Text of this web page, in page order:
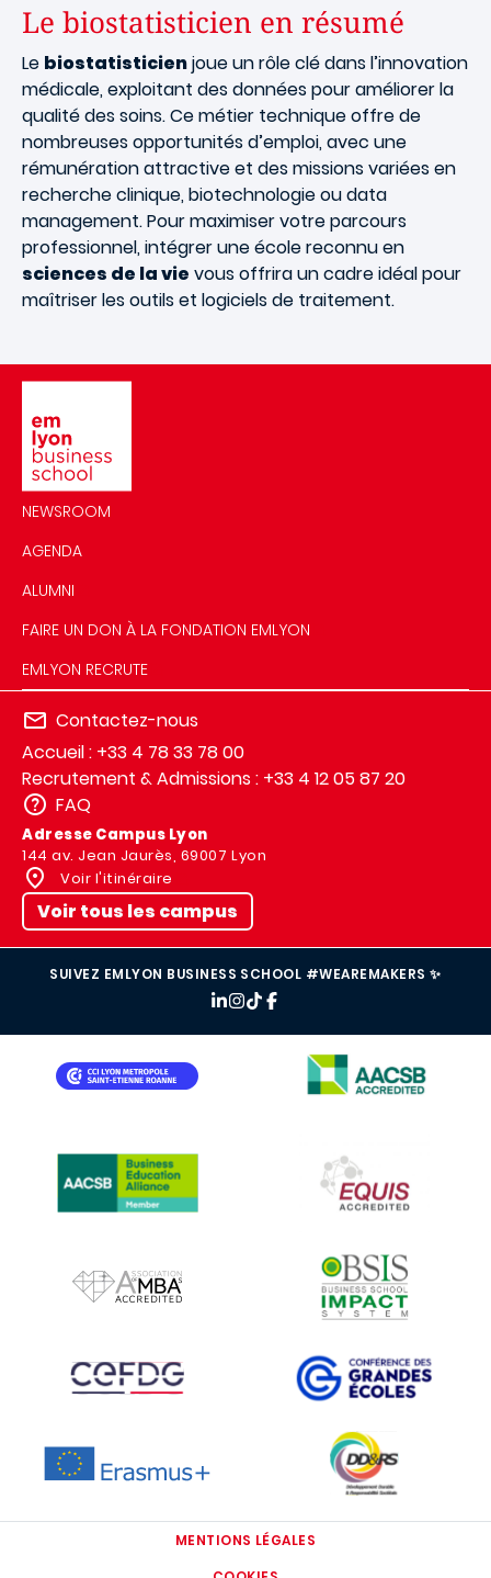
Le biostatisticien en résumé
Le biostatisticienjoue un rôle clé dans l’innovation
médicale, exploitant des données pour améliorer la
qualité des soins. Ce métier technique offre de
nombreuses opportunités d’emploi, avec une
rémunération attractive et des missions variées en
recherche clinique, biotechnologie ou data
management. Pour maximiser votre parcours
professionnel, intégrer une école reconnu en
sciences de la vie vous offrira un cadre idéal pour
maîtriser les outils et logiciels de traitement.
NEWSROOM
AGENDA
ALUMNI
FAIRE UN DON À LA FONDATION EMLYON
EMLYON RECRUTE
Contactez-nous
Accueil : +33 4 78 33 78 00
Recrutement & Admissions : +33 4 12 05 87 20
FAQ
Adresse Campus Lyon
144 av. Jean Jaurès, 69007 Lyon
Voir l'itinéraire
Voir tous les campus
SUIVEZ EMLYON BUSINESS SCHOOL #WEAREMAKERS ✨
IMAGE
IMAGE
IMAGE
IMAGE
IMAGE IMAGE
MENTIONS LÉGALES